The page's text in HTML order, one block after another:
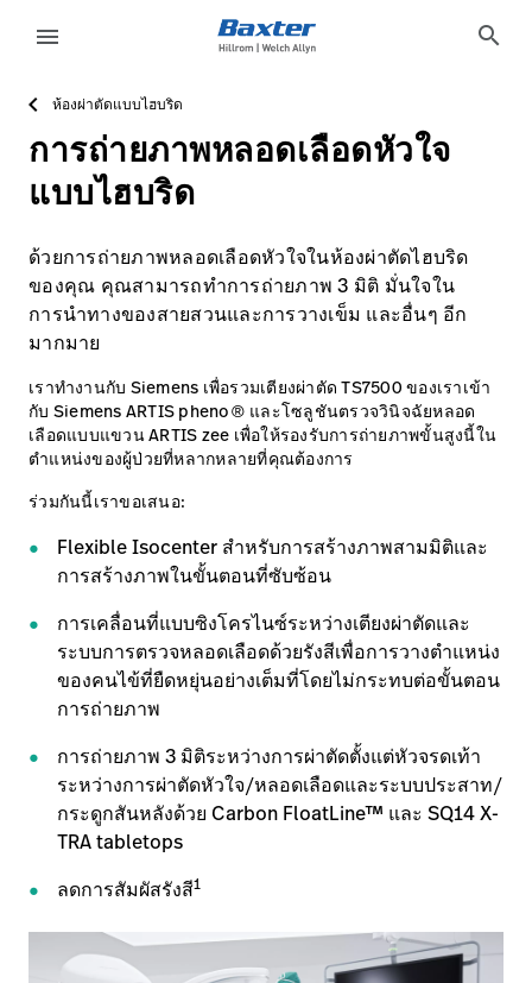
https://assets.hillrom.com/is/image/hillrom/TS-
โซลูชั่น
ผลิตภัณฑ์
ความ
รู้
language ประเทศ
ติดต่อเรา
Sign
Out
ติดต่อเรา
อาชีพ
Baxter.com launch
menu search
ห้องผ่าตัดแบบไฮบริด
การถ่ายภาพหลอดเลือดหัวใจ
แบบไฮบริด
ด้วยการถ่ายภาพหลอดเลือดหัวใจในห้องผ่าตัดไฮบริด
ของคุณ คุณสามารถทำการถ่ายภาพ 3 มิติ มั่นใจใน
การนำทางของสายสวนและการวางเข็ม และอื่นๆ อีก
มากมาย
เราทำงานกับ Siemens เพื่อรวมเตียงผ่าตัด TS7500 ของเราเข้า
กับ Siemens ARTIS pheno® และโซลูชันตรวจวินิจฉัยหลอด
เลือดแบบแขวน ARTIS zee เพื่อให้รองรับการถ่ายภาพขั้นสูงนี้ใน
ตำแหน่งของผู้ป่วยที่หลากหลายที่คุณต้องการ
ร่วมกันนี้เราขอเสนอ:
Flexible Isocenter สำหรับการสร้างภาพสามมิติและ
การสร้างภาพในขั้นตอนที่ซับซ้อน
การเคลื่อนที่แบบซิงโครไนซ์ระหว่างเตียงผ่าตัดและ
ระบบการตรวจหลอดเลือดด้วยรังสีเพื่อการวางตำแหน่ง
ของคนไข้ที่ยืดหยุ่นอย่างเต็มที่โดยไม่กระทบต่อขั้นตอน
การถ่ายภาพ
การถ่ายภาพ 3 มิติระหว่างการผ่าตัดตั้งแต่หัวจรดเท้า
ระหว่างการผ่าตัดหัวใจ/หลอดเลือดและระบบประสาท/
กระดูกสันหลังด้วย Carbon FloatLine™ และ SQ14 X-
TRA tabletops
ลดการสัมผัสรังสี1